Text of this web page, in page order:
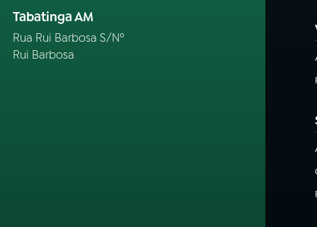
Tabatinga AM
Rua Rui Barbosa S/Nº
Rui Barbosa